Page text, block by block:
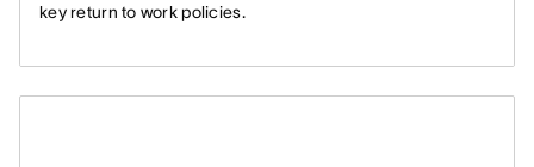
key return to work policies.